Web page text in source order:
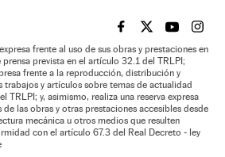
EL PAÍS BRASIL EN
EL PAÍSEL PAÍS
EL
frente al uso de sus obras y prestaciones en
prevista en el artículo 32.1 del TRLPI;
frente a la reproducción, distribución y
y artículos sobre temas de actualidad
TRLPI; y, asimismo, realiza una reserva expresa
las obras y otras prestaciones accesibles desde
mecánica u otros medios que resulten
con el artículo 67.3 del Real Decreto - ley